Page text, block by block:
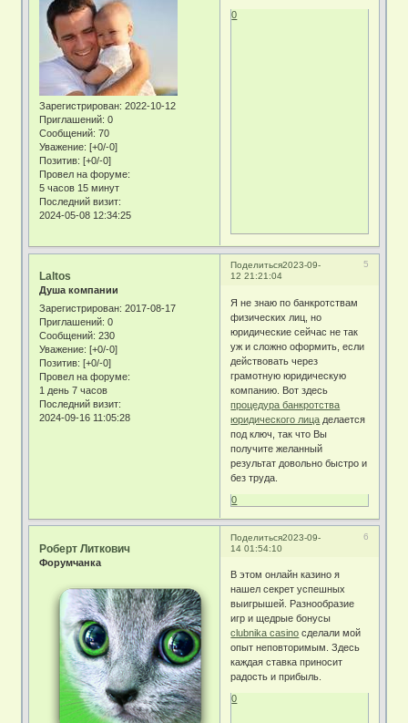
Зарегистрирован: 2022-10-12
Приглашений: 0
Сообщений: 70
Уважение: [+0/-0]
Позитив: [+0/-0]
Провел на форуме:
5 часов 15 минут
Последний визит:
2024-05-08 12:34:25
0
Поделиться 5
2023-09-
12 21:21:04
Laltos
Душа компании
Зарегистрирован: 2017-08-17
Приглашений: 0
Сообщений: 230
Уважение: [+0/-0]
Позитив: [+0/-0]
Провел на форуме:
1 день 7 часов
Последний визит:
2024-09-16 11:05:28
Я не знаю по банкротствам
физических лиц, но
юридические сейчас не так
уж и сложно оформить, если
действовать через
грамотную юридическую
компанию. Вот здесь
процедура банкротства
юридического лица делается
под ключ, так что Вы
получите желанный
результат довольно быстро и
без труда.
0
Поделиться 6
2023-09-
14 01:54:10
Роберт Литкович
Форумчанка
В этом онлайн казино я
нашел секрет успешных
выигрышей. Разнообразие
игр и щедрые бонусы
clubnika casino сделали мой
опыт неповторимым. Здесь
каждая ставка приносит
радость и прибыль.
0